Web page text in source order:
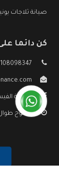
صيانة ثلاجات
كن دائما
صفحة
مفتوح طوال